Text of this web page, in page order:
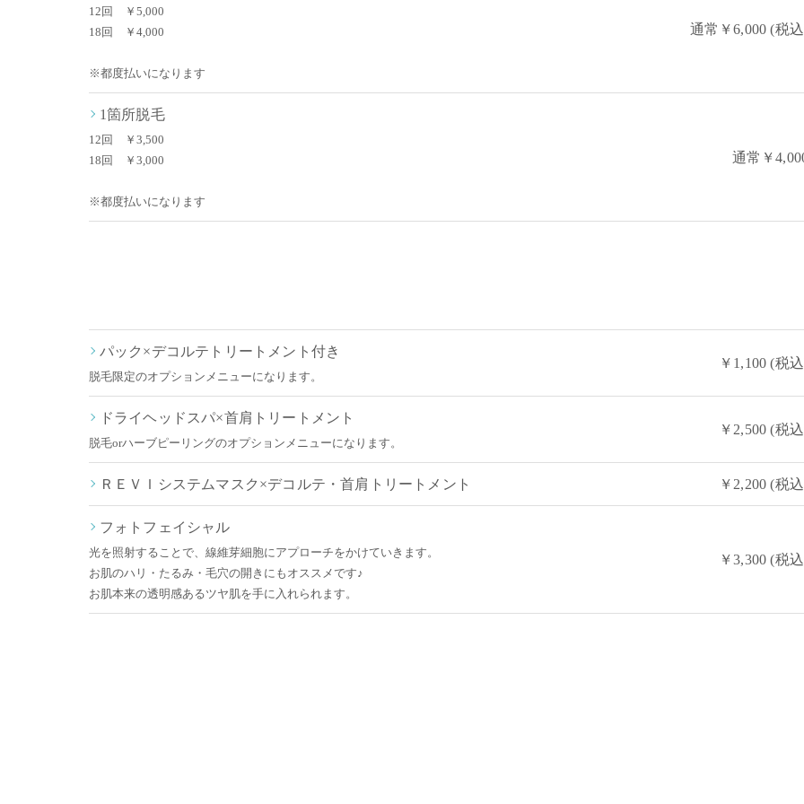
12回 ￥5,000
18回 ￥4,000
※都度払いになります
通常￥6,000 (税
1箇所脱毛
12回 ￥3,500
18回 ￥3,000
※都度払いになります
通常￥
パック×デコルテトリートメント付き
脱毛限定のオプションメニューになります。
￥1,100 (税
ドライヘッドスパ×首肩トリートメント
脱毛orハーブピーリングのオプションメニューになります。
￥2,500 (税
ＲＥＶＩシステムマスク×デコルテ・首肩トリートメント ￥2,200 (税
フォトフェイシャル
光を照射することで、線維芽細胞にアプローチをかけていきます。
お肌のハリ・たるみ・毛穴の開きにもオススメです♪
お肌本来の透明感あるツヤ肌を手に入れられます。
￥3,300 (税